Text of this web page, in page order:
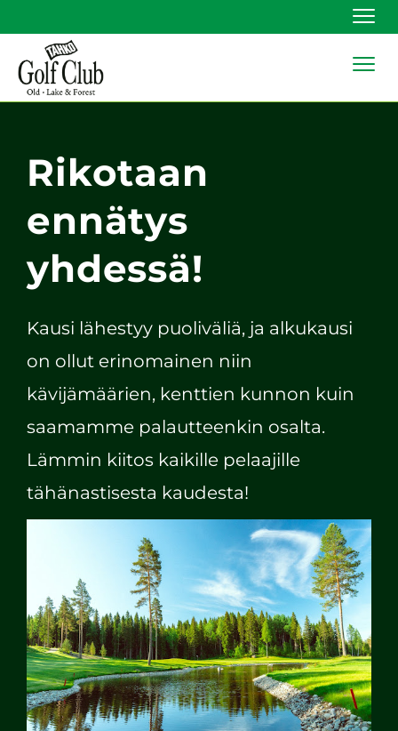
Rikotaan
ennätys
yhdessä!
Kausi lähestyy puoliväliä, ja alkukausi
on ollut erinomainen niin
kävijämäärien, kenttien kunnon kuin
saamamme palautteenkin osalta.
Lämmin kiitos kaikille pelaajille
tähänastisesta kaudesta!